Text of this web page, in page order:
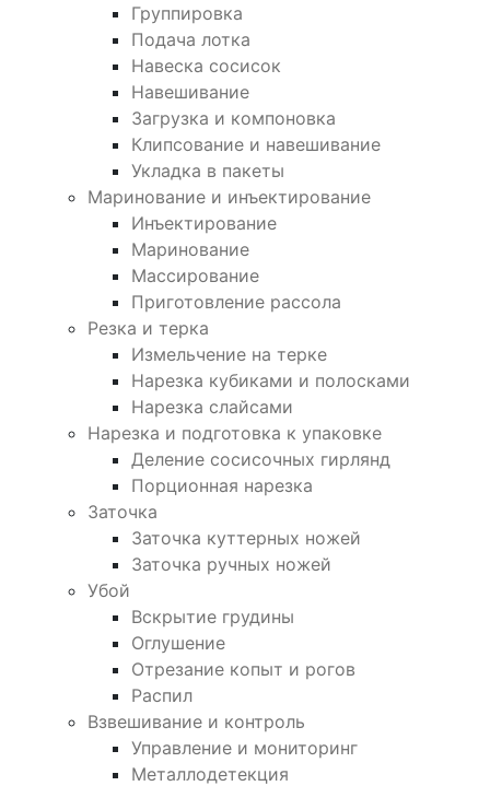
Группировка
Подача лотка
Навеска сосисок
Навешивание
Загрузка и компоновка
Клипсование и навешивание
Укладка в пакеты
Маринование и инъектирование
Инъектирование
Маринование
Массирование
Приготовление рассола
Резка и терка
Измельчение на терке
Нарезка кубиками и полосками
Нарезка слайсами
Нарезка и подготовка к упаковке
Деление сосисочных гирлянд
Порционная нарезка
Заточка
Заточка куттерных ножей
Заточка ручных ножей
Убой
Вскрытие грудины
Оглушение
Отрезание копыт и рогов
Распил
Взвешивание и контроль
Управление и мониторинг
Металлодетекция